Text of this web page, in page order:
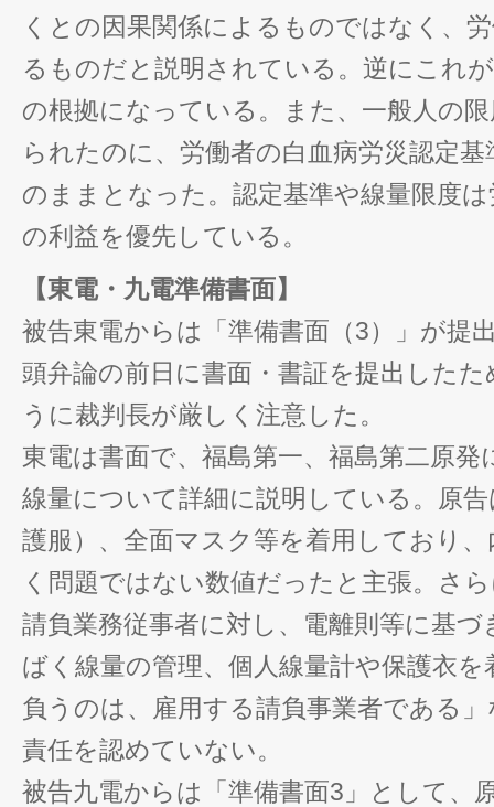
くとの因果関係によるものではなく、
るものだと説明されている。逆にこれ
の根拠になっている。また、一般人の
られたのに、労働者の白血病労災認定
のままとなった。認定基準や線量限度
の利益を優先している。
【東電・九電準備書面】
被告東電からは「準備書面（3）」が提
頭弁論の前日に書面・書証を提出した
うに裁判長が厳しく注意した。
東電は書面で、福島第一、福島第二原
線量について詳細に説明している。原
護服）、全面マスク等を着用しており
く問題ではない数値だったと主張。さ
請負業務従事者に対し、電離則等に基
ばく線量の管理、個人線量計や保護衣
負うのは、雇用する請負事業者である
責任を認めていない。
被告九電からは「準備書面3」として、